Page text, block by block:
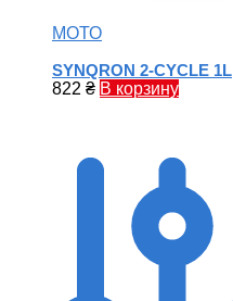
МОТО
SYNQRON 2-CYCLE 1L
822 ₴ В корзину